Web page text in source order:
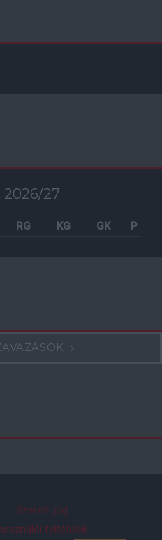
2026/27
RG KG GK P
Szerzői jog
feltételek